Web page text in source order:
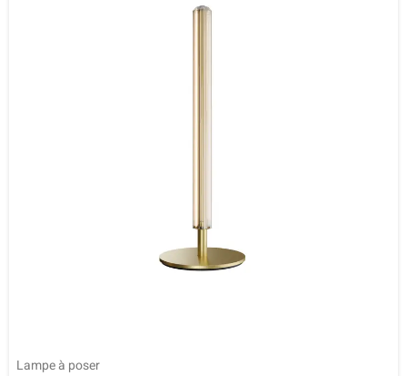
Lampe à poser